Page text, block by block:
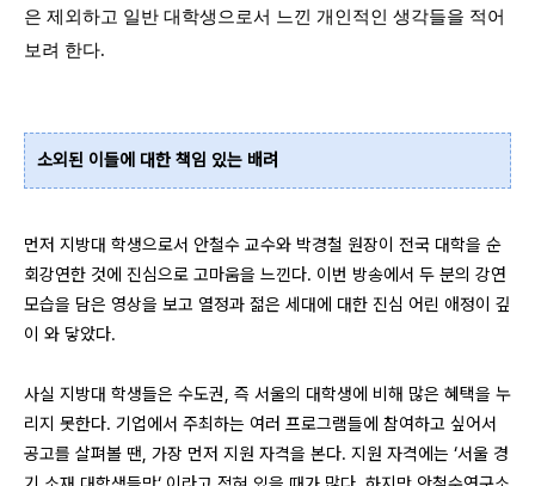
은 제외하고 일반 대학생으로서 느낀 개인적인 생각들을 적어
보려 한다.
소외된 이들에 대한 책임 있는 배려
먼저 지방대 학생으로서 안철수 교수와 박경철 원장이 전국 대학을 순
회강연한 것에 진심으로 고마움을 느낀다. 이번 방송에서 두 분의 강연
모습을 담은 영상을 보고 열정과 젊은 세대에 대한 진심 어린 애정이 깊
이 와 닿았다.
사실 지방대 학생들은 수도권, 즉 서울의 대학생에 비해 많은 혜택을 누
리지 못한다. 기업에서 주최하는 여러 프로그램들에 참여하고 싶어서
공고를 살펴볼 땐, 가장 먼저 지원 자격을 본다. 지원 자격에는 ‘서울 경